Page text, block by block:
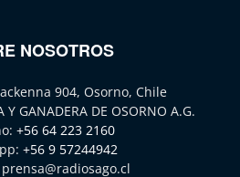
NOSOTROS
904, Osorno, Chile
Y GANADERA DE OSORNO A.G.
+56 64 223 2160
+56 9 57244942
prensa@radiosago.cl